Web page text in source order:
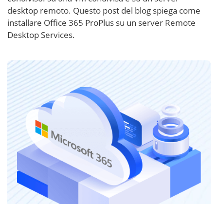
desktop remoto. Questo post del blog spiega come
installare Office 365 ProPlus su un server Remote
Desktop Services.